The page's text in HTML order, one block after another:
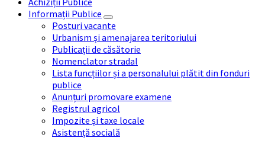
Informații Publice
Posturi vacante
Urbanism și amenajarea teritoriului
Publicații de căsătorie
Nomenclator stradal
Lista funcțiilor și a personalului plătit din fonduri
publice
Anunțuri promovare examene
Registrul agricol
Impozite și taxe locale
Asistență socială